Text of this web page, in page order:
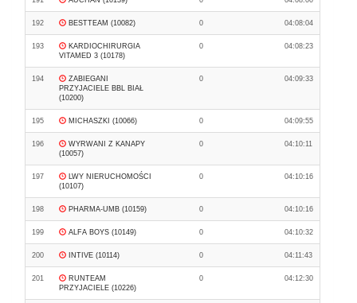
192 BESTTEAM (10082) 0 04:08:04
193
KARDIOCHIRURGIA
VITAMED 3 (10178)
0 04:08:23
194
ZABIEGANI
PRZYJACIELE BBL BIAŁ
(10200)
0 04:09:33
195 MICHASZKI (10066) 0 04:09:55
196
WYRWANI Z KANAPY
(10057)
0 04:10:11
197
LWY NIERUCHOMOŚCI
(10107)
0 04:10:16
198 PHARMA-UMB (10159) 0 04:10:16
199 ALFA BOYS (10149) 0 04:10:32
200 INTIVE (10114) 0 04:11:43
201
RUNTEAM
PRZYJACIELE (10226)
0 04:12:30